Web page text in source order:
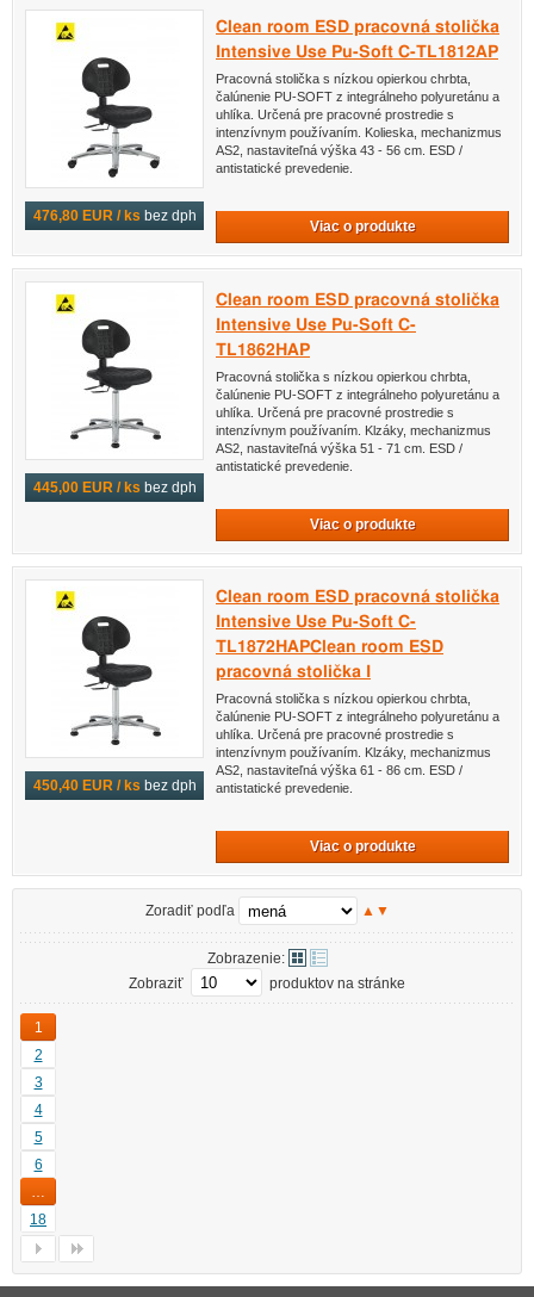
476,80 EUR / ks bez dph
Clean room ESD pracovná stolička
Intensive Use Pu-Soft C-TL1812AP
Pracovná stolička s nízkou opierkou chrbta,
čalúnenie PU-SOFT z integrálneho polyuretánu a
uhlíka. Určená pre pracovné prostredie s
intenzívnym používaním. Kolieska, mechanizmus
AS2, nastaviteľná výška 43 - 56 cm. ESD /
antistatické prevedenie.
Viac o produkte
445,00 EUR / ks bez dph
Clean room ESD pracovná stolička
Intensive Use Pu-Soft C-
TL1862HAP
Pracovná stolička s nízkou opierkou chrbta,
čalúnenie PU-SOFT z integrálneho polyuretánu a
uhlíka. Určená pre pracovné prostredie s
intenzívnym používaním. Klzáky, mechanizmus
AS2, nastaviteľná výška 51 - 71 cm. ESD /
antistatické prevedenie.
Viac o produkte
450,40 EUR / ks bez dph
Clean room ESD pracovná stolička
Intensive Use Pu-Soft C-
TL1872HAPClean room ESD
pracovná stolička I
Pracovná stolička s nízkou opierkou chrbta,
čalúnenie PU-SOFT z integrálneho polyuretánu a
uhlíka. Určená pre pracovné prostredie s
intenzívnym používaním. Klzáky, mechanizmus
AS2, nastaviteľná výška 61 - 86 cm. ESD /
antistatické prevedenie.
Viac o produkte
Zoradiť podľa ▲ ▼
Zobrazenie:
Zobraziť
produktov na stránke
1
2
3
4
5
6
…
18